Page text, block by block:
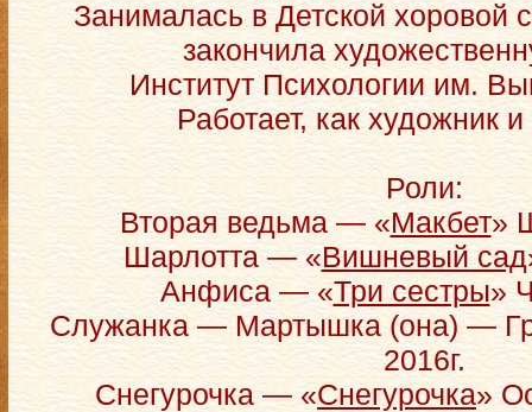
Занималась в Детской хоровой
закончила
Институт Психологии им.
Работает, как художник
Роли:
Вторая ведьма — «Макбет»
Шарлотта — «Вишневый сад
Анфиса — «Три сестры»
Служанка — Мартышка (она) —
2016г.
Снегурочка — «Снегурочка»